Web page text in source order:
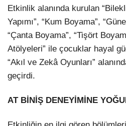
Etkinlik alanında kurulan
Yapımı”, “Kum Boyama”,
“Çanta Boyama”, “Tişört
Atölyeleri” ile çocuklar hayal
“Akıl ve Zekâ Oyunları”
geçirdi.
AT BİNİŞ DENEYİMİNE